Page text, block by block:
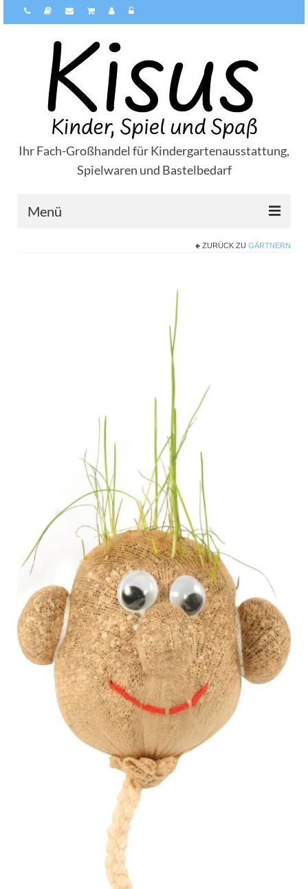
Ihr Fach-Großhandel für Kindergartenausstattung,
Spielwaren und Bastelbedarf
Menü
Log In / Mein Konto
ZURÜCK ZU GÄRTNERN